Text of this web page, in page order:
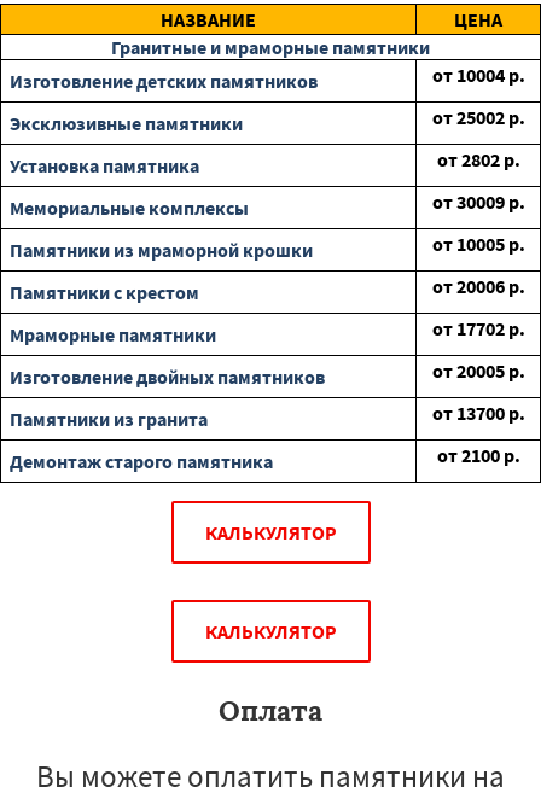
НАЗВАНИЕ
ЦЕНА
Гранитные и мраморные памятники
Изготовление детских памятников
от 10004 р.
Эксклюзивные памятники
от25002 р.
Установка памятника
от2802 р.
Мемориальные комплексы
от30009 р.
Памятники из мраморной крошки
от 10005 р.
Памятники с крестом
от20006 р.
Мраморные памятники
от 17702 р.
Изготовление двойных памятников
от20005 р.
Памятники из гранита
от 13700 р.
Демонтаж старого памятника
от2100 р.
КАЛЬКУЛЯТОР
КАЛЬКУЛЯТОР
Оплата
Вы можете оплатить памятники на